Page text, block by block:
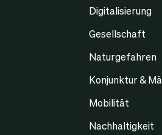
Digitalisierung
Gesellschaft
Naturgefahren
Konjunktur &
Mobilität
Nachhaltigkeit